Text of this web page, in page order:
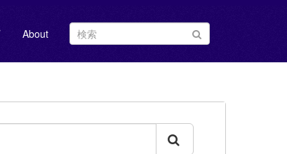
About